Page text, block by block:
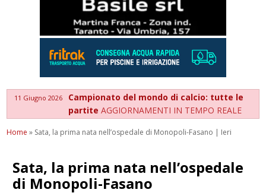
11 Giugno 2026
Campionato del mondo di calcio: tutte le
partiteAGGIORNAMENTI IN TEMPO REALE
Home » Sata, la prima nata nell’ospedale di Monopoli-Fasano | Ieri
Sata, la prima nata nell’ospedale
di Monopoli-Fasano